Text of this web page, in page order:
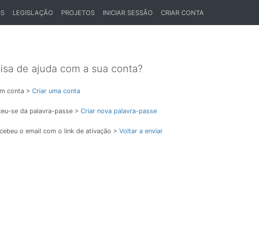
LEGISLAÇÃO PROJETOS INICIAR SESSÃO CRIAR CONTA
de ajuda com a sua conta?
conta > Criar uma conta
se da palavra-passe > Criar nova palavra-passe
o email com o link de ativação > Voltar a enviar